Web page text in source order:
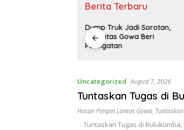
Berita Terbaru
Dump Truk Jadi Sorotan,
Satlantas Gowa Beri
Peringatan
Uncategorized August 7, 2026
Tuntaskan Tugas di
Hasan Pimpin Lantas Gowa,
Tuntaskan Tugas di Bulukumba,